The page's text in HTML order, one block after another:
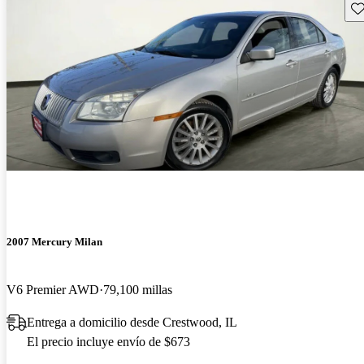
2007 Mercury Milan
V6 Premier AWD 79,100 millas
Entrega a domicilio desde Crestwood, IL
El precio incluye envío de $673